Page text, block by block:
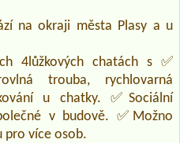
na okraji města Plasy a u
4lůžkových chatách s ✅
trouba, rychlovarná
u chatky. ✅Sociální
v budově. ✅Možno
pro více osob.